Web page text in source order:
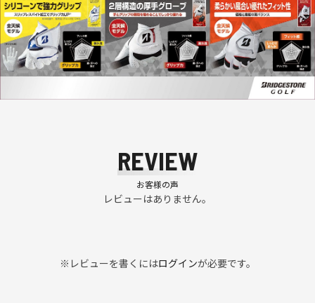
REVIEW
お客様の声
レビューはありません。
※レビューを書くにはログインが必要です。